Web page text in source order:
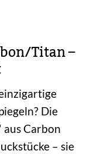
Titan –
Die
aus Carbon
– sie